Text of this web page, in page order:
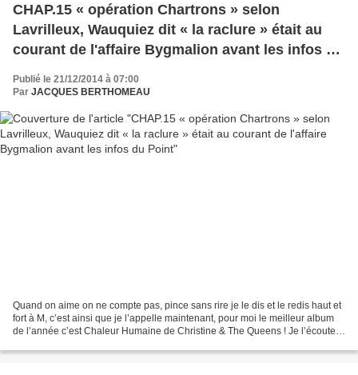
CHAP.15 « opération Chartrons » selon
Lavrilleux, Wauquiez dit « la raclure » était au
courant de l'affaire Bygmalion avant les infos du
Publié le 21/12/2014 à 07:00
Par JACQUES BERTHOMEAU
Quand on aime on ne compte pas, pince sans rire je le dis et le redis haut et
fort à M, c’est ainsi que je l’appelle maintenant, pour moi le meilleur album
de l’année c’est Chaleur Humaine de Christine & The Queens ! Je l’écoute